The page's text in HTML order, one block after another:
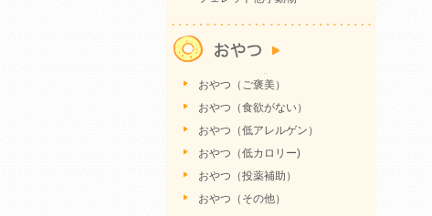
おやつ（ご褒美）
おやつ（食欲がない）
おやつ（低アレルゲン）
おやつ（低カロリー)
おやつ（投薬補助）
おやつ（その他）